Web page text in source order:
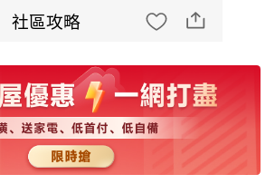
社區攻略